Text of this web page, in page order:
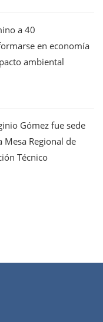
a 40
en economía
ambiental
Gómez fue sede
Regional de
Técnico